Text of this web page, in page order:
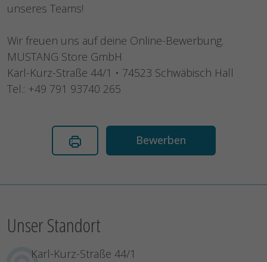
unseres Teams!
Wir freuen uns auf deine Online-Bewerbung.
MUSTANG Store GmbH
Karl-Kurz-Straße 44/1 • 74523 Schwäbisch Hall
Tel.: +49 791 93740 265
Bewerben
Unser Standort
Karl-Kurz-Straße 44/1